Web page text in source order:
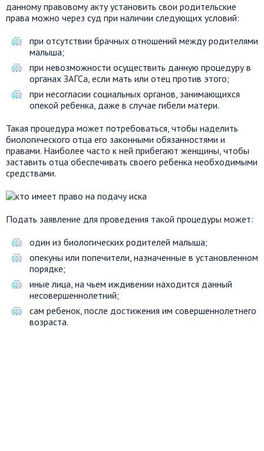
данному правовому акту установить свои родительские
права можно через суд при наличии следующих условий:
при отсутствии брачных отношений между родителями
малыша;
при невозможности осуществить данную процедуру в
органах ЗАГСа, если мать или отец против этого;
при несогласии социальных органов, занимающихся
опекой ребенка, даже в случае гибели матери.
Такая процедура может потребоваться, чтобы наделить
биологического отца его законными обязанностями и
правами. Наиболее часто к ней прибегают женщины, чтобы
заставить отца обеспечивать своего ребенка необходимыми
средствами.
Подать заявление для проведения такой процедуры может:
один из биологических родителей малыша;
опекуны или попечители, назначенные в установленном
порядке;
иные лица, на чьем иждивении находится данный
несовершеннолетний;
сам ребенок, после достижения им совершеннолетнего
возраста.